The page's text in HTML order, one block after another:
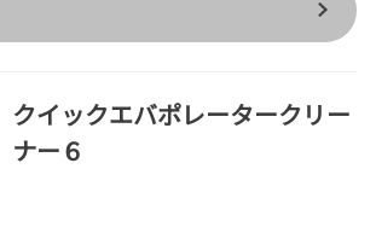
クイックエバポレータークリー
ナー６